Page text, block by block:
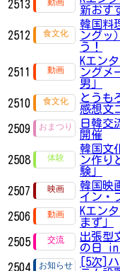
2513
新おす
2512
韓国料
ングッ
う！
2511
Kエン
ングメ
男」
2510
とうも
感想文
2509
日韓交
開催
2508
韓国文
ン作り
験」
2507
韓国映
イン・
2506
Kエン
まず」
2505
出張型
の日 in
2504
[5次]